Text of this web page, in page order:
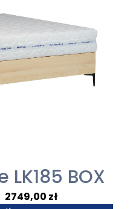
BOX
2749,00 zł